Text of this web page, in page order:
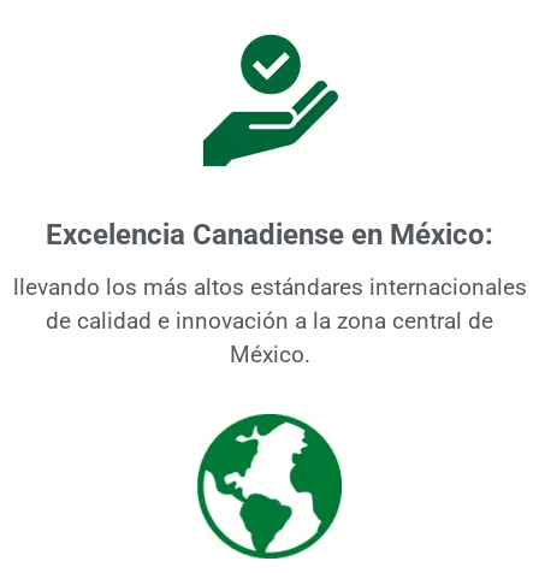
Excelencia Canadiense en México:
llevando los más altos estándares internacionales
de calidad e innovación a la zona central de
México.